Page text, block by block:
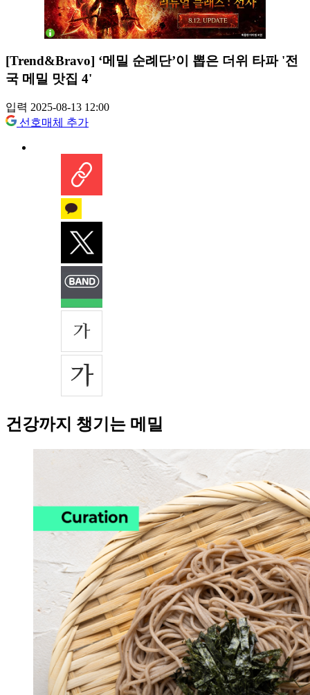
[Trend&Bravo] ‘메밀 순례단’이 뽑은 더위 타파 '전
국 메밀 맛집 4'
입력 2025-08-13 12:00
선호매체 추가
건강까지 챙기는 메밀